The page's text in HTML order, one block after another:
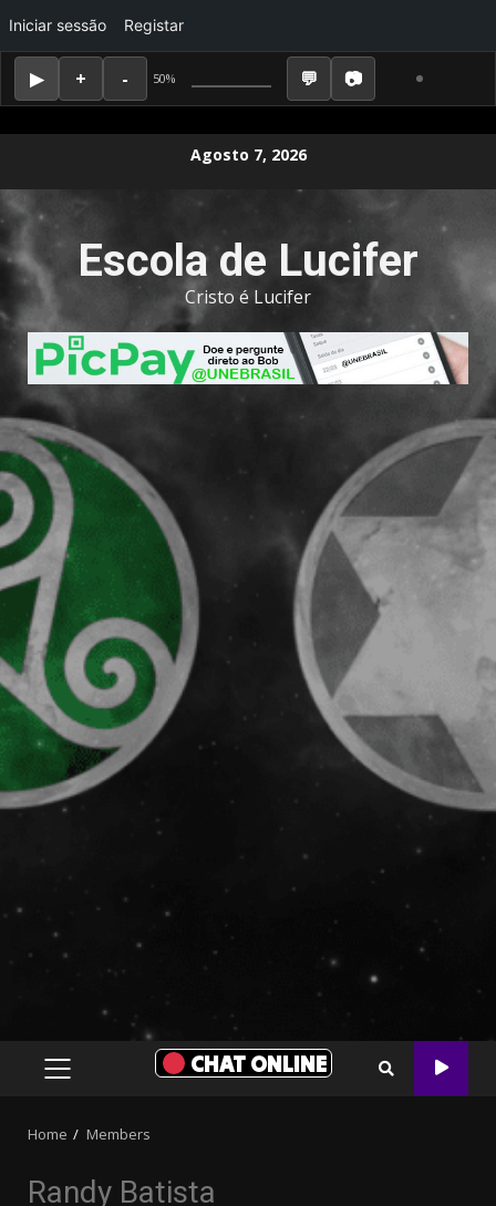
50%
Iniciar sessão Registar
Agosto 7, 2026
Escola de Lucifer
Cristo é Lucifer
CHAT ONLINE
PRIMARY
Home Members
Randy Batista